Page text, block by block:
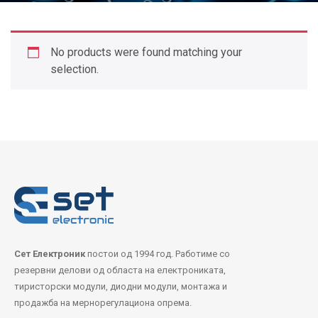
No products were found matching your
selection.
Сет Електроник постои од 1994 год. Работиме со
резервни делови од областа на електрониката,
тиристорски модули, диодни модули, монтажа и
продажба на мернорегулациона опрема.